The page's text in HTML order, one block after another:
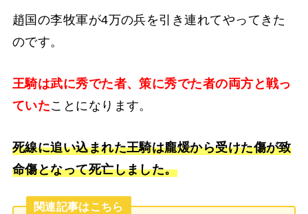
趙国の李牧軍が4万の兵を引き連れてやってきた
のです。
王騎は武に秀でた者、策に秀でた者の両方と戦っ
ていたことになります。
死線に追い込まれた王騎は龐煖から受けた傷が致
命傷となって死亡しました。
関連記事はこちら